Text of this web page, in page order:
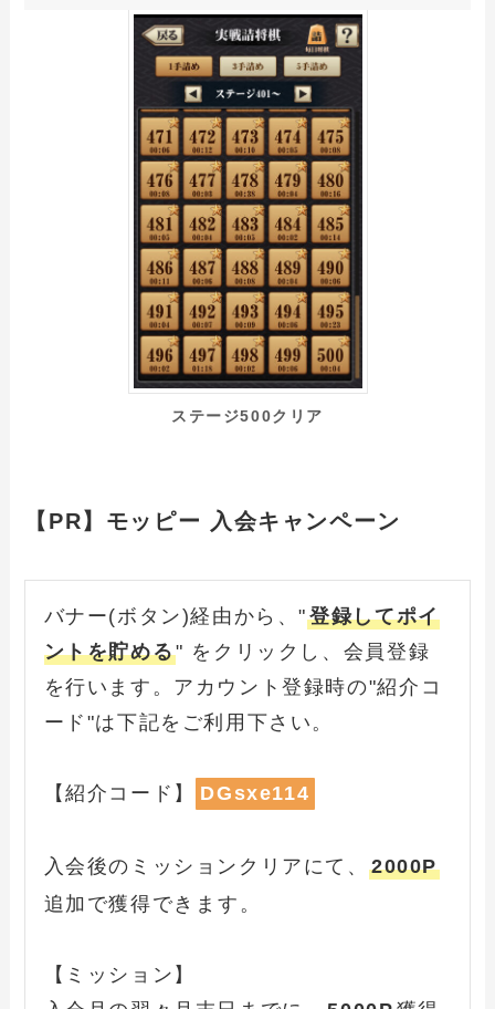
ステージ500クリア
【PR】モッピー 入会キャンペーン
バナー(ボタン)経由から、"登録してポイ
ントを貯める" をクリックし、会員登録
を行います。アカウント登録時の"紹介コ
ード"は下記をご利用下さい。
【紹介コード】 DGsxe114
入会後のミッションクリアにて 、
2000P
追加で獲得できます。
【ミッション】